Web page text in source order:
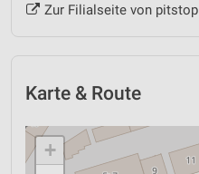
Zur Filialseite von pitstop
Karte & Route
+